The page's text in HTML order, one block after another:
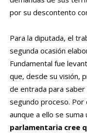
por su descontento
Para la diputada, el
segunda ocasión
Fundamental fue
que, desde su visión,
de entrada para saber
segundo proceso. Por
aunque a ello se
parlamentaria cree